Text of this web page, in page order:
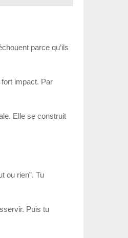
parce qu’ils
impact. Par
Elle se construit
ou rien”. Tu
Puis tu